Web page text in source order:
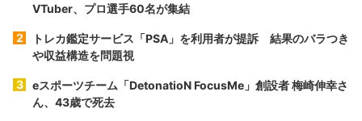
VTuber、プロ選手60名が集結
トレカ鑑定サービス「PSA」を利用者が提訴 結果のバラつき
や収益構造を問題視
eスポーツチーム「DetonatioN FocusMe」創設者 梅崎伸幸さ
ん、43歳で死去